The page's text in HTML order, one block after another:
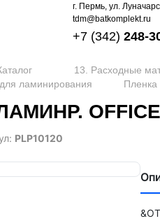
г. Пермь, ул.
tdm@batkomplekt.ru
+7 (342) 248-
13. Расходные
ламинирования
PLP10120